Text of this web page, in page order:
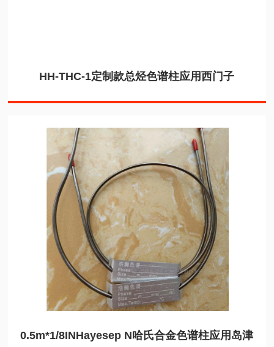
HH-THC-1定制款总烃色谱柱应用西门子
0.5m*1/8INHayesep N哈氏合金色谱柱应用岛津